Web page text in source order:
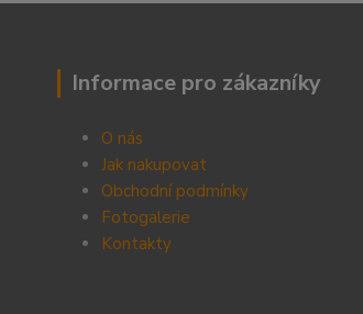
Informace pro zákazníky
O nás
Jak nakupovat
Obchodní podmínky
Fotogalerie
Kontakty